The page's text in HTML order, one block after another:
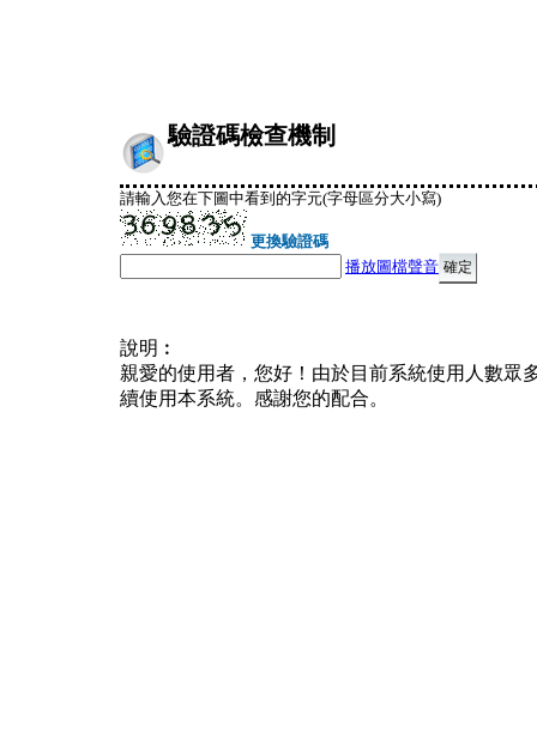
驗證碼檢查機制
請輸入您在下圖中看到的字元(字母區分大小寫)
更換驗證碼
播放圖檔聲音
說明︰
親愛的使用者，您好！由於目前系統使用人數眾
續使用本系統。感謝您的配合。